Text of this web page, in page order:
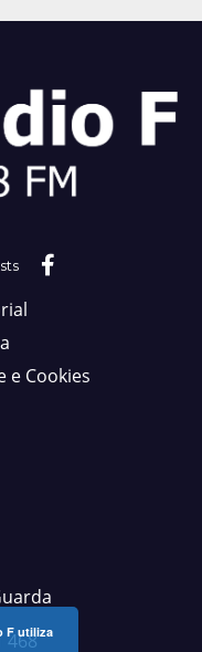
e Cookies
468
F utiliza